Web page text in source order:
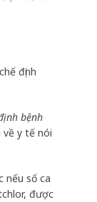
định
bệnh
về y tế nói
nếu số ca
được